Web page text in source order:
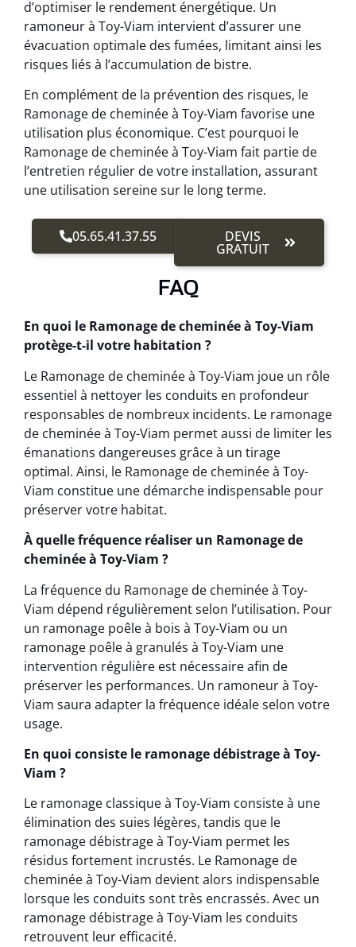
d’optimiser le rendement énergétique. Un
ramoneur à Toy-Viam intervient d’assurer une
évacuation optimale des fumées, limitant ainsi les
risques liés à l’accumulation de bistre.
En complément de la prévention des risques, le
Ramonage de cheminée à Toy-Viam favorise une
utilisation plus économique. C’est pourquoi le
Ramonage de cheminée à Toy-Viam fait partie de
l’entretien régulier de votre installation, assurant
une utilisation sereine sur le long terme.
05.65.41.37.55 DEVIS
GRATUIT
FAQ
En quoi le Ramonage de cheminée à Toy-Viam
protège-t-il votre habitation ?
Le Ramonage de cheminée à Toy-Viam joue un rôle
essentiel à nettoyer les conduits en profondeur
responsables de nombreux incidents. Le ramonage
de cheminée à Toy-Viam permet aussi de limiter les
émanations dangereuses grâce à un tirage
optimal. Ainsi, le Ramonage de cheminée à Toy-
Viam constitue une démarche indispensable pour
préserver votre habitat.
À quelle fréquence réaliser un Ramonage de
cheminée à Toy-Viam ?
La fréquence du Ramonage de cheminée à Toy-
Viam dépend régulièrement selon l’utilisation. Pour
un ramonage poêle à bois à Toy-Viam ou un
ramonage poêle à granulés à Toy-Viam une
intervention régulière est nécessaire afin de
préserver les performances. Un ramoneur à Toy-
Viam saura adapter la fréquence idéale selon votre
usage.
En quoi consiste le ramonage débistrage à Toy-
Viam ?
Le ramonage classique à Toy-Viam consiste à une
élimination des suies légères, tandis que le
ramonage débistrage à Toy-Viam permet les
résidus fortement incrustés. Le Ramonage de
cheminée à Toy-Viam devient alors indispensable
lorsque les conduits sont très encrassés. Avec un
ramonage débistrage à Toy-Viam les conduits
retrouvent leur efficacité.